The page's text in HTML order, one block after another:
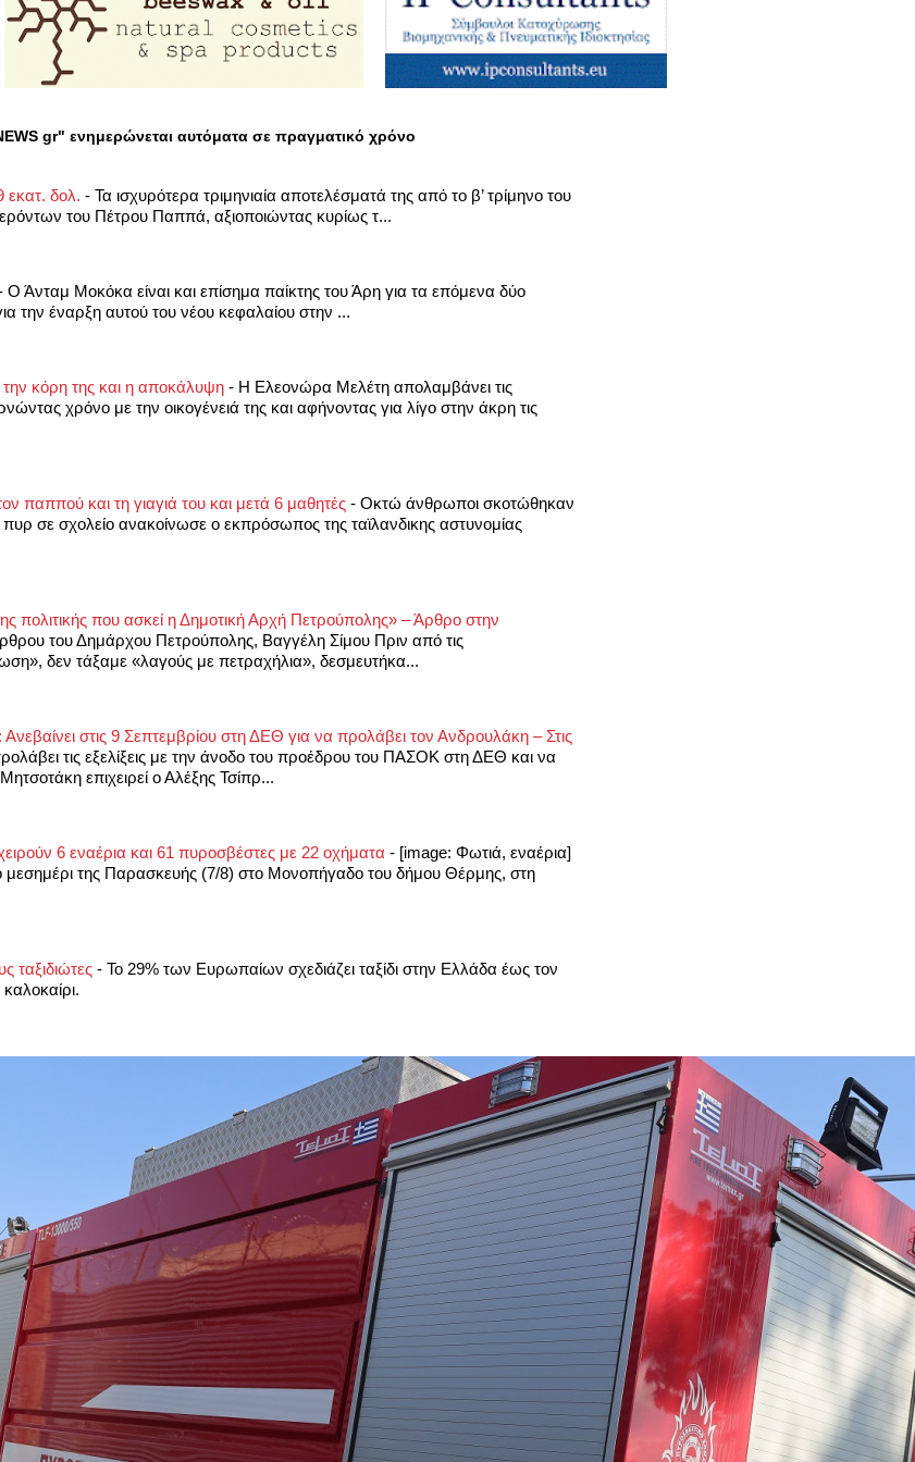
gr" ενημερώνεται αυτόματα σε πραγματικό χρόνο
δολ. - Τα ισχυρότερα τριμηνιαία αποτελέσματά της από το β’ τρίμηνο του
του Πέτρου Παππά, αξιοποιώντας κυρίως τ...
Ο Άνταμ Μοκόκα είναι και επίσημα παίκτης του Άρη για τα επόμενα δύο
την έναρξη αυτού του νέου κεφαλαίου στην ...
κόρη της και η αποκάλυψη - Η Ελεονώρα Μελέτη απολαμβάνει τις
χρόνο με την οικογένειά της και αφήνοντας για λίγο στην άκρη τις
παππού και τη γιαγιά του και μετά 6 μαθητές - Οκτώ άνθρωποι σκοτώθηκαν
σε σχολείο ανακοίνωσε ο εκπρόσωπος της ταϊλανδικης αστυνομίας
πολιτικής που ασκεί η Δημοτική Αρχή Πετρούπολης» – Άρθρο στην
του Δημάρχου Πετρούπολης, Βαγγέλη Σίμου Πριν από τις
δεν τάξαμε «λαγούς με πετραχήλια», δεσμευτήκα...
στις 9 Σεπτεμβρίου στη ΔΕΘ για να προλάβει τον Ανδρουλάκη – Στις
τις εξελίξεις με την άνοδο του προέδρου του ΠΑΣΟΚ στη ΔΕΘ και να
επιχειρεί ο Αλέξης Τσίπρ...
6 εναέρια και 61 πυροσβέστες με 22 οχήματα - [image: Φωτιά, εναέρια]
της Παρασκευής (7/8) στο Μονοπήγαδο του δήμου Θέρμης, στη
ταξιδιώτες - Το 29% των Ευρωπαίων σχεδιάζει ταξίδι στην Ελλάδα έως τον